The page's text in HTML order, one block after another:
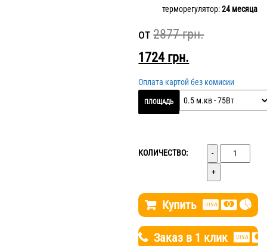
терморегулятор:24 месяца
от2877грн.
1724 грн.
Оплата картой без комисии
ПЛОЩАДЬ
КОЛИЧЕСТВО: Количество
Купить
Заказ в 1 клик